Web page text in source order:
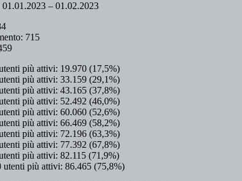
– 01.02.2023
715
più attivi: 19.970 (17,5%)
più attivi: 33.159 (29,1%)
più attivi: 43.165 (37,8%)
più attivi: 52.492 (46,0%)
più attivi: 60.060 (52,6%)
più attivi: 66.469 (58,2%)
più attivi: 72.196 (63,3%)
più attivi: 77.392 (67,8%)
più attivi: 82.115 (71,9%)
più attivi: 86.465 (75,8%)